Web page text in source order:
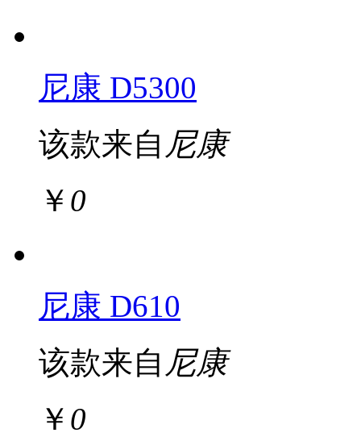
尼康 D5300
该款来自 尼康
￥ 0
尼康 D610
该款来自 尼康
￥ 0